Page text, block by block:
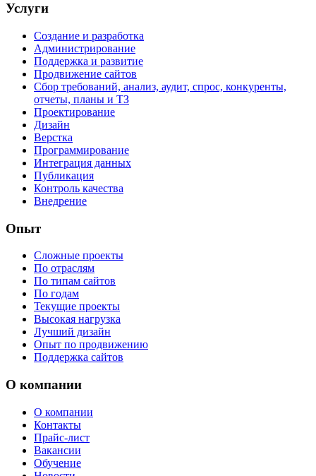
Услуги
Создание и разработка
Администрирование
Поддержка и развитие
Продвижение сайтов
Сбор требований, анализ, аудит, спрос, конкуренты,
отчеты, планы и ТЗ
Проектирование
Дизайн
Верстка
Программирование
Интеграция данных
Публикация
Контроль качества
Внедрение
Опыт
Сложные проекты
По отраслям
По типам сайтов
По годам
Текущие проекты
Высокая нагрузка
Лучший дизайн
Опыт по продвижению
Поддержка сайтов
О компании
О компании
Контакты
Прайс-лист
Вакансии
Обучение